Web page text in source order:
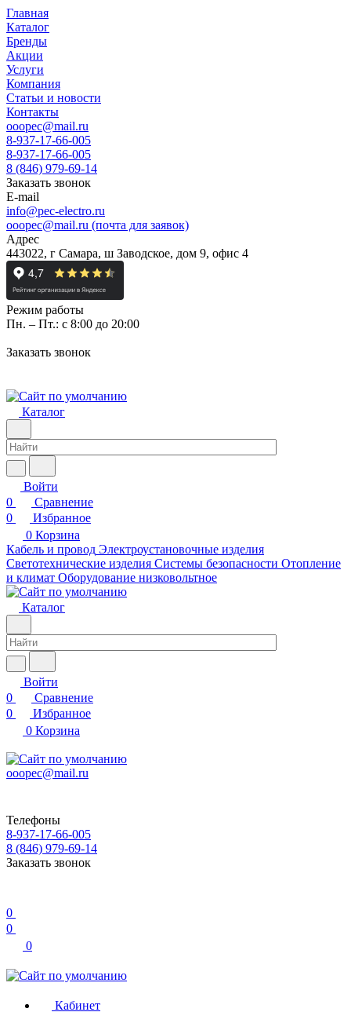
Главная
Каталог
Бренды
Акции
Услуги
Компания
Статьи и новости
Контакты
ooopec@mail.ru
8-937-17-66-005
8-937-17-66-005
8 (846) 979-69-14
Заказать звонок
E-mail
info@pec-electro.ru
ooopec@mail.ru (почта для заявок)
Адрес
443022, г Самара, ш Заводское, дом 9, офис 4
Режим работы
Пн. – Пт.: с 8:00 до 20:00
Заказать звонок
Каталог
Войти
0
Сравнение
0
Избранное
0 Корзина
Кабель и провод Электроустановочные изделия
Светотехнические изделия Системы безопасности Отопление
и климат Оборудование низковольтное
Каталог
Войти
0
Сравнение
0
Избранное
0 Корзина
ooopec@mail.ru
Телефоны
8-937-17-66-005
8 (846) 979-69-14
Заказать звонок
0
0
0
Кабинет